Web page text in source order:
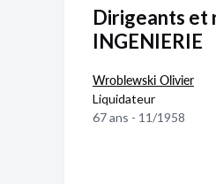
Dirigeants et
INGENIERIE
Wroblewski Olivier
Liquidateur
67 ans - 11/1958